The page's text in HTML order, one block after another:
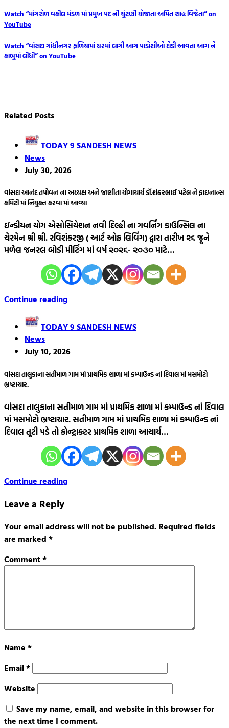
Post
Watch “માંગરોળ વકીલ મંડળ માં પ્રમુખ પદ ની ચુંટણી યોજાતા અમિત શાહ વિજેતા” on
YouTube
Watch “વાંસદા ગાંધીનગર ફળિયામાં ઘરમાં લાગી આગ પાડોશીઓ દોડી આવતા આગ ને
કાબુમાં લીધી” on YouTube
Related Posts
TODAY 9 SANDESH NEWS
News
July 30, 2026
વાંસદા આનંદ તપોવન ના અધ્યક્ષ અને જાણીતા યોગાચાર્ય ડૉ.શંકરભાઈ પટેલ ને ફાઇનાન્સ
કમિટી માં નિયુક્ત કરવા માં આવ્યા
ઇન્ડીયન યોગ એસોસિયેશન નવી દિલ્હી ના ગવર્નિંગ કાઉન્સિલ ના
ચેરમેન શ્રી શ્રી. રવિશંકરજી ( આર્ટ ઓફ લિવિંગ) દ્વારા તારીખ ૨૬ જૂને
મળેલ જનરલ બોડી મીટિંગ માં વર્ષ ૨૦૨૬- ૨૦૩૦ માટે…
Continue reading
TODAY 9 SANDESH NEWS
News
July 10, 2026
વાંસદા તાલુકાના સતીમાળ ગામ માં પ્રાથમિક શાળા માં કમ્પાઉન્ડ નાં દિવાલ માં મસમોટો
ભ્રષ્ટાચાર.
વાંસદા તાલુકાના સતીમાળ ગામ માં પ્રાથમિક શાળા માં કમ્પાઉન્ડ નાં દિવાલ
માં મસમોટો ભ્રષ્ટાચાર. સતીમાળ ગામ માં પ્રાથમિક શાળા માં કમ્પાઉન્ડ નાં
દિવાલ તૂટી પડે તો કોન્ટ્રાક્ટર પ્રાથમિક શાળા આચાર્ય…
Continue reading
Leave a Reply
Your email address will not be published. Required fields
are marked *
Comment*
Name *
Email*
Website
Save my name, email, and website in this browser for
the next time I comment.